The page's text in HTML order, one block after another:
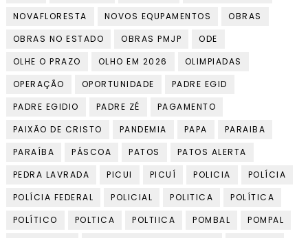
NOVAFLORESTA
NOVOS EQUPAMENTOS
OBRAS
OBRAS NO ESTADO
OBRAS PMJP
ODE
OLHE O PRAZO
OLHO EM 2026
OLIMPIADAS
OPERAÇÃO
OPORTUNIDADE
PADRE EGID
PADRE EGIDIO
PADRE ZÉ
PAGAMENTO
PAIXÃO DE CRISTO
PANDEMIA PAPA
PARAIBA
PARAÍBA
PÁSCOA PATOS
PATOS ALERTA
PEDRA LAVRADA
PICUI PICUÍ POLICIA
POLÍCIA
POLÍCIA FEDERAL
POLICIAL POLITICA
POLÍTICA
POLÍTICO
POLTICA POLTIICA POMBAL
POMPAL